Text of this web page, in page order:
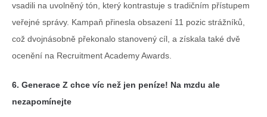
vsadili na uvolněný tón, který kontrastuje s tradičním přístupem
veřejné správy. Kampaň přinesla obsazení 11 pozic strážníků,
což dvojnásobně překonalo stanovený cíl, a získala také dvě
ocenění na Recruitment Academy Awards.
6. Generace Z chce víc než jen peníze! Na mzdu ale
nezapomínejte